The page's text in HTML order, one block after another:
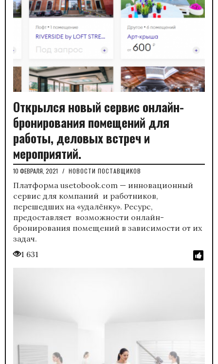
Открылся новый сервис онлайн-
бронирования помещений для
работы, деловых встреч и
мероприятий.
10 ФЕВРАЛЯ, 2021 / НОВОСТИ ПОСТАВЩИКОВ
Платформа usetobook.com — инновационный
сервис для компаний и работников,
перешедших на «удалёнку». Ресурс,
предоставляет возможности онлайн-
бронирования помещений в зависимости от их
задач.
1 631